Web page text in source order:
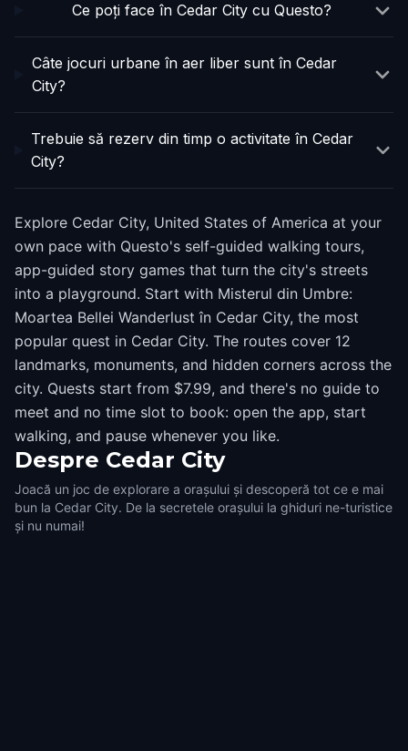
Ce poți face în Cedar City cu Questo?
Câte jocuri urbane în aer liber sunt în Cedar
City?
Trebuie să rezerv din timp o activitate în Cedar
City?
Explore Cedar City, United States of America at your
own pace with Questo's self-guided walking tours,
app-guided story games that turn the city's streets
into a playground. Start with Misterul din Umbre:
Moartea Bellei Wanderlust în Cedar City, the most
popular quest in Cedar City. The routes cover 12
landmarks, monuments, and hidden corners across the
city. Quests start from $7.99, and there's no guide to
meet and no time slot to book: open the app, start
walking, and pause whenever you like.
Despre Cedar City
Joacă un joc de explorare a orașului și descoperă tot ce e mai
bun la Cedar City. De la secretele orașului la ghiduri ne-turistice
și nu numai!